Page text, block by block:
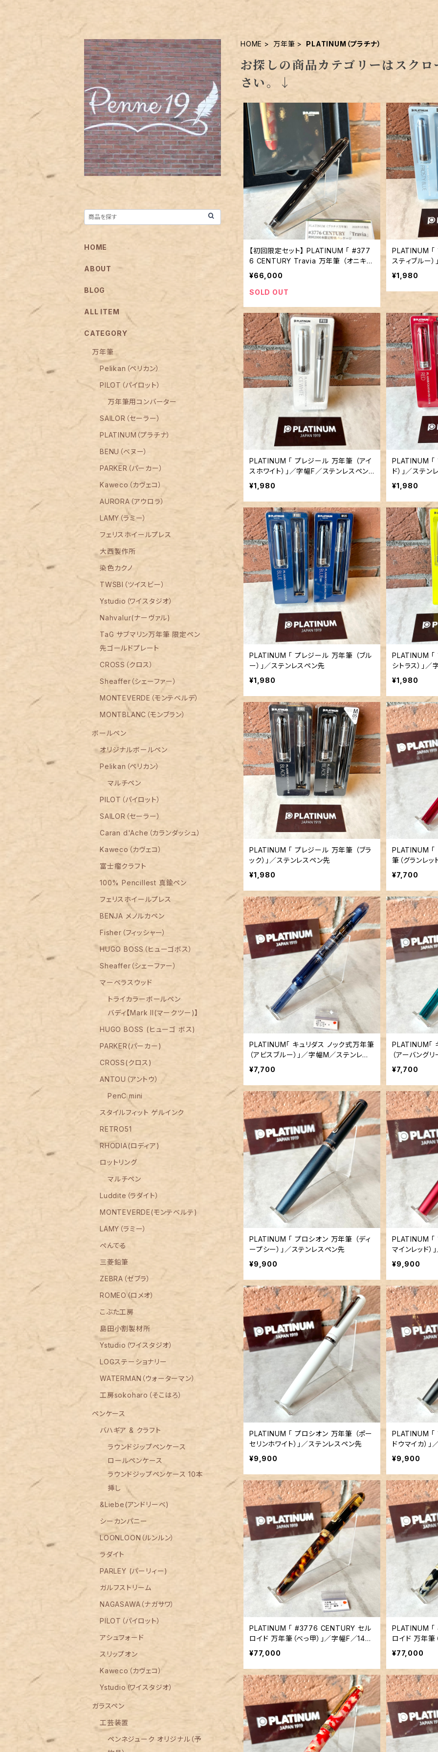
HOME 万年筆 PLATINUM（プラチナ）
お探しの商品カテゴリーはスク
さい。↓
【初回限定セット】 PLATINUM 「 #377
6 CENTURY Travia 万年筆 （オニキス
ブラック）」／字幅M／14金ペン先
¥66,000
SOLD OUT
PLATINUM 「
スティブルー
¥1,980
PLATINUM 「 プレジール 万年筆 （アイ
スホワイト）」／字幅F／ステンレスペン
先
¥1,980
PLATINUM 「
ド）」／ステン
¥1,980
PLATINUM 「 プレジール 万年筆 （ブル
ー）」／ステンレスペン先
¥1,980
PLATINUM 「
シトラス）」
¥1,980
PLATINUM 「 プレジール 万年筆 （ブラ
ック）」／ステンレスペン先
¥1,980
PLATINUM 「 キュリ
筆（グランレッ
スペン先
¥7,700
PLATINUM「 キュリダス ノック式万年筆
（アビスブルー）」／字幅М／ステンレス
ペン先
¥7,700
PLATINUM「 キュリダ
（アーバング
¥7,700
PLATINUM 「 プロシオン 万年筆 （ディ
ープシー）」／ステンレスペン先
¥9,900
PLATINUM 「
マインレッド）
¥9,900
PLATINUM 「 プロシオン 万年筆 （ポー
セリンホワイト）」／ステンレスペン先
¥9,900
PLATINUM 「
ドウマイカ）
¥9,900
PLATINUM 「 #3776 CENTURY セル
ロイド 万年筆（べっ甲）」／字幅F／14金
ペン先
¥77,000
PLATINUM
ロイド 万年筆
ン先
¥77,000
HOME
ABOUT
BLOG
ALL ITEM
CATEGORY
万年筆
Pelikan（ペリカン）
PILOT（パイロット）
万年筆用コンバーター
SAILOR（セーラー）
PLATINUM（プラチナ）
BENU（ベヌー）
PARKER（パーカー）
Kaweco（カヴェコ）
AURORA（アウロラ）
LAMY（ラミー）
フェリスホイールプレス
大西製作所
染色カクノ
TWSBI（ツイスビー）
Ystudio（ワイスタジオ）
Nahvalur(ナーヴァル)
TaG サブマリン万年筆 限定ペン
先ゴールドプレート
CROSS（クロス）
Sheaffer（シェーファー）
MONTEVERDE（モンテベルデ）
MONTBLANC（モンブラン）
ボールペン
オリジナルボールペン
Pelikan（ペリカン）
マルチペン
PILOT（パイロット）
SAILOR（セーラー）
Caran d'Ache（カランダッシュ）
Kaweco（カヴェコ）
富士瘤クラフト
100% Pencillest 真鍮ペン
フェリスホイールプレス
BENJA メノルカペン
Fisher（フィッシャー）
HUGO BOSS（ヒューゴボス）
Sheaffer（シェーファー）
マーベラスウッド
トライカラーボールペン
バディ【Mark II(マークツー)】
HUGO BOSS (ヒューゴ ボス)
PARKER(パーカー)
CROSS(クロス)
ANTOU（アントウ）
PenC mini
スタイルフィット ゲルインク
RETRO51
RHODIA(ロディア)
ロットリング
マルチペン
Luddite（ラダイト）
MONTEVERDE(モンテベルテ)
LAMY（ラミー）
ぺんてる
三菱鉛筆
ZEBRA（ゼブラ）
ROMEO（ロメオ）
こぶた工房
島田小割製材所
Ystudio（ワイスタジオ）
LOGステーショナリー
WATERMAN（ウォーターマン）
工房sokoharo（そこはろ）
ペンケース
バハギア & クラフト
ラウンドジップペンケース
ロールペンケース
ラウンドジップペンケース 10本
挿し
&Liebe(アンドリーベ)
シーカンパニー
LOONLOON（ルンルン）
ラダイト
PARLEY (パーリィー)
ガルフストリーム
NAGASAWA（ナガサワ）
PILOT（パイロット）
アシュフォード
スリップオン
Kaweco（カヴェコ）
Ystudio（ワイスタジオ）
ガラスペン
工芸装置
ペンネジューク オリジナル（予